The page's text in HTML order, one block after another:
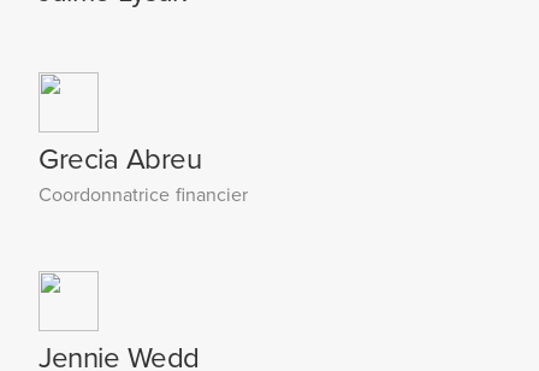
Grecia Abreu
Coordonnatrice financier
Jennie Wedd